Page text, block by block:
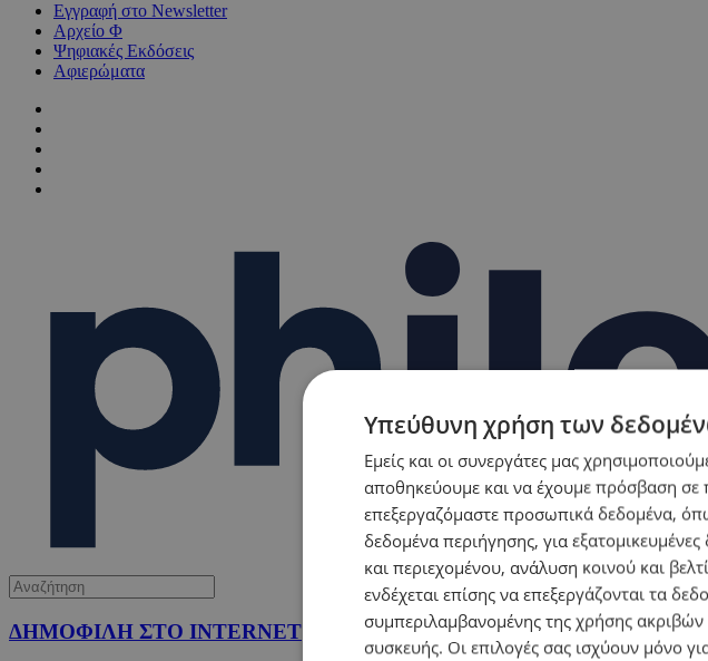
Εγγραφή στο Newsletter
Αρχείο Φ
Ψηφιακές Εκδόσεις
Αφιερώματα
ΔΗΜΟΦΙΛΗ ΣΤΟ INTERNET
Υπεύθυνη χρήση των
Εμείς και οι συνεργάτες μας
αποθηκεύουμε και να έχουμε πρόσβαση σε
επεξεργαζόμαστε προσωπικά δεδομένα,
δεδομένα περιήγησης, για
και περιεχομένου, ανάλυση κοινού και
ενδέχεται επίσης να επεξεργάζονται τα
συμπεριλαμβανομένης της χρήσης
συσκευής. Οι επιλογές σας ισχύουν μόνο